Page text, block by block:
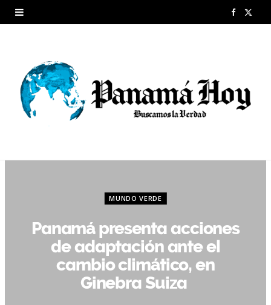
F
b
MUNDO VERDE
Panamá presenta acciones
de adaptación ante el
cambio climático, en
Ginebra Suiza